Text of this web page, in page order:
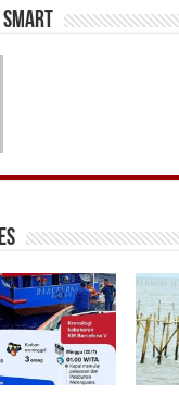
Smart